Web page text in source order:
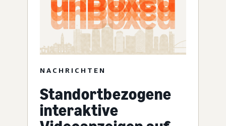
NACHRICHTEN
Standortbezogene
interaktive